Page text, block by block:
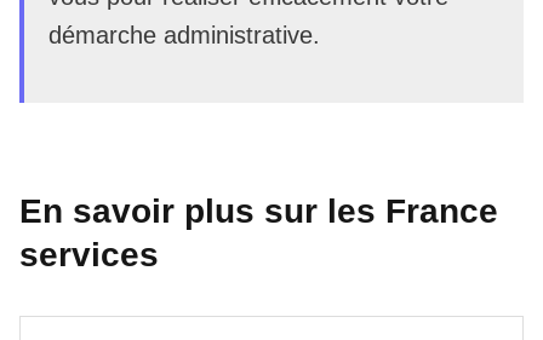
démarche administrative.
En savoir plus sur les France
services